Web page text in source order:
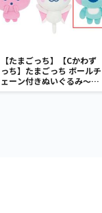
【たまごっち】【Cかわず
っち】たまごっち ボールチ
ェーン付きぬいぐるみ～
Tamagotchi Paradise～